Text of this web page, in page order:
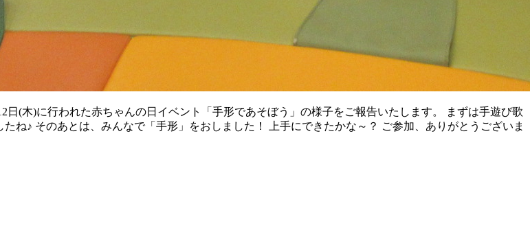
(木)に行われた赤ちゃんの日イベント「手形であそぼう」の様子をご報告いたします。 まずは手遊び歌
ね♪ そのあとは、みんなで「手形」をおしました！ 上手にできたかな～？ ご参加、ありがとうございま